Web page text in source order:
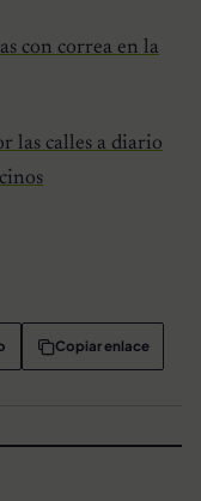
con correa en la
las calles a diario
Copiar enlace